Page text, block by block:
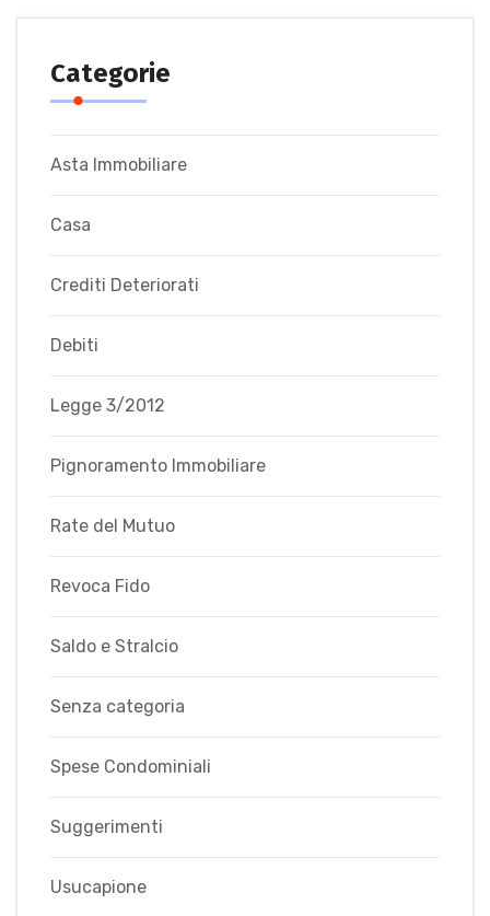
Categorie
Asta Immobiliare
Casa
Crediti Deteriorati
Debiti
Legge 3/2012
Pignoramento Immobiliare
Rate del Mutuo
Revoca Fido
Saldo e Stralcio
Senza categoria
Spese Condominiali
Suggerimenti
Usucapione